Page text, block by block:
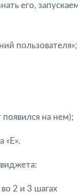
его,
пользователя»;
на нем);
«Е».
2 и 3 шагах